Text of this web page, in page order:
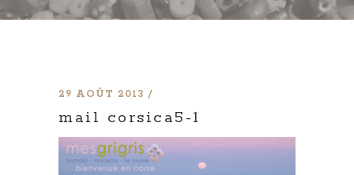
29 AOÛT 2013
mail corsica5-1